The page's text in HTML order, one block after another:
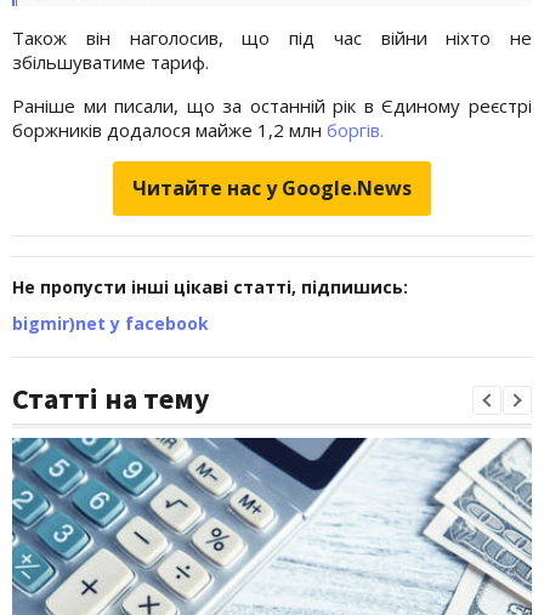
Також він наголосив, що під час війни ніхто не
збільшуватиме тариф.
Раніше ми писали, що за останній рік в Єдиному реєстрі
боржників додалося майже 1,2 млн боргів.
Читайте нас у Google.News
Не пропусти інші цікаві статті, підпишись:
bigmir)net у facebook
Статті на тему